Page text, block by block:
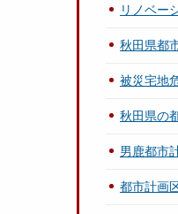
リノベー
秋田県都
被災宅地
秋田県の
男鹿都市
都市計画